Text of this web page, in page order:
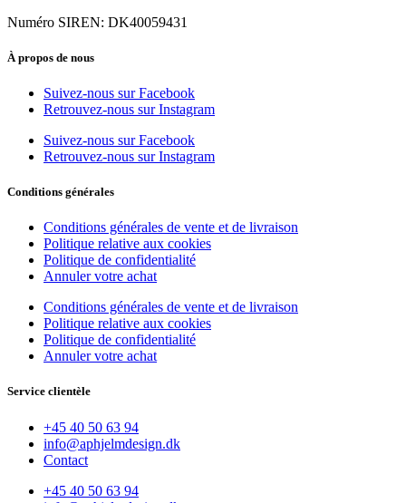
Numéro SIREN: DK40059431
À propos de nous
Suivez-nous sur Facebook
Retrouvez-nous sur Instagram
Suivez-nous sur Facebook
Retrouvez-nous sur Instagram
Conditions générales
Conditions générales de vente et de livraison
Politique relative aux cookies
Politique de confidentialité
Annuler votre achat
Conditions générales de vente et de livraison
Politique relative aux cookies
Politique de confidentialité
Annuler votre achat
Service clientèle
+45 40 50 63 94
info@aphjelmdesign.dk
Contact
+45 40 50 63 94